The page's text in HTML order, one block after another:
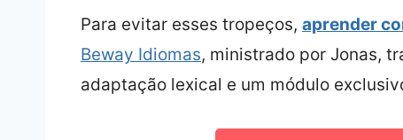
Para evitar esses tropeços, aprender
Beway Idiomas, ministrado por Jonas,
adaptação lexical e um módulo